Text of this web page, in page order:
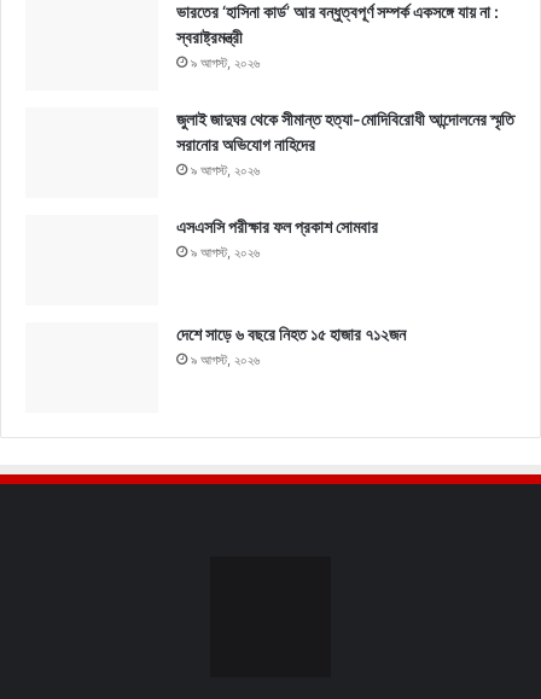
ভারতের ‘হাসিনা কার্ড’ আর বন্ধুত্বপূর্ণ সম্পর্ক একসঙ্গে যায় না :
স্বরাষ্ট্রমন্ত্রী
৯ আগস্ট, ২০২৬
জুলাই জাদুঘর থেকে সীমান্ত হত্যা-মোদিবিরোধী আন্দোলনের স্মৃতি
সরানোর অভিযোগ নাহিদের
৯ আগস্ট, ২০২৬
এসএসসি পরীক্ষার ফল প্রকাশ সোমবার
৯ আগস্ট, ২০২৬
দেশে সাড়ে ৬ বছরে নিহত ১৫ হাজার ৭১২জন
৯ আগস্ট, ২০২৬